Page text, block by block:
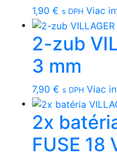
1,90 € s DPH Viac
2-zub
3 mm
7,90 € s DPH Viac
2x
FUSE 18